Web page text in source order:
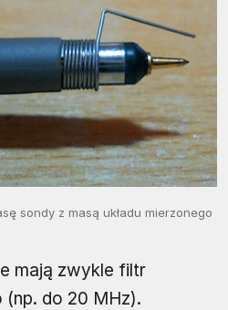
sondy z masą układu mierzonego
mają zwykle filtr
do 20 MHz).